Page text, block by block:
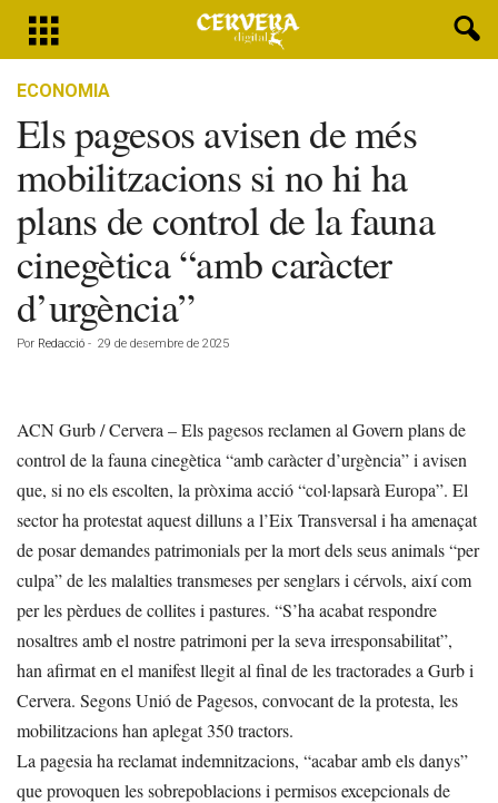
ECONOMIA
Els pagesos avisen de més
mobilitzacions si no hi ha
plans de control de la fauna
cinegètica “amb caràcter
d’urgència”
Por Redacció - 29 de desembre de 2025
ACN Gurb / Cervera – Els pagesos reclamen al Govern plans de
control de la fauna cinegètica “amb caràcter d’urgència” i avisen
que, si no els escolten, la pròxima acció “col·lapsarà Europa”. El
sector ha protestat aquest dilluns a l’Eix Transversal i ha amenaçat
de posar demandes patrimonials per la mort dels seus animals “per
culpa” de les malalties transmeses per senglars i cérvols, així com
per les pèrdues de collites i pastures. “S’ha acabat respondre
nosaltres amb el nostre patrimoni per la seva irresponsabilitat”,
han afirmat en el manifest llegit al final de les tractorades a Gurb i
Cervera. Segons Unió de Pagesos, convocant de la protesta, les
mobilitzacions han aplegat 350 tractors.
La pagesia ha reclamat indemnitzacions, “acabar amb els danys”
que provoquen les sobrepoblacions i permisos excepcionals de